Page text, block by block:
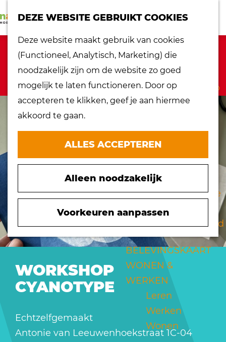
DEZE WEBSITE GEBRUIKT COOKIES
Deze website maakt gebruik van cookies
(Functioneel, Analytisch, Marketing) die
noodzakelijk zijn om de website zo goed
mogelijk te laten functioneren. Door op
accepteren te klikken, geef je aan hiermee
akkoord te gaan.
ALLES ACCEPTEREN
Alleen noodzakelijk
Voorkeuren aanpassen
h
p
a
g
K
a
r
t
Z
e
k
e
n
M
e
n
u
dorpen
Musea
Nationaal
landschap
Ontdek de regio
Recepten
eiland
Waterrijk eiland
Windmolens
Zakelijk bezoek
Zuiderwaterlinie
10 x typisch
Hoeksche Waard
BELEVINGSKAART
WONEN &
WERKEN
Leren
Werken
Wonen
Sorry, deze activiteit is niet meer
beschikbaar. Bekijk het
actuele aanbod
voor de beschikbare opties.
WORKSHOP
CYANOTYPE
Echtzelfgemaakt
Antonie van Leeuwenhoekstraat 1C-04